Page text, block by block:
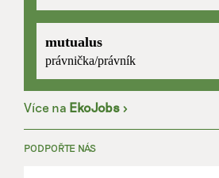
mutualus
právnička/právník
Více na EkoJobs >
PODPOŘTE NÁS